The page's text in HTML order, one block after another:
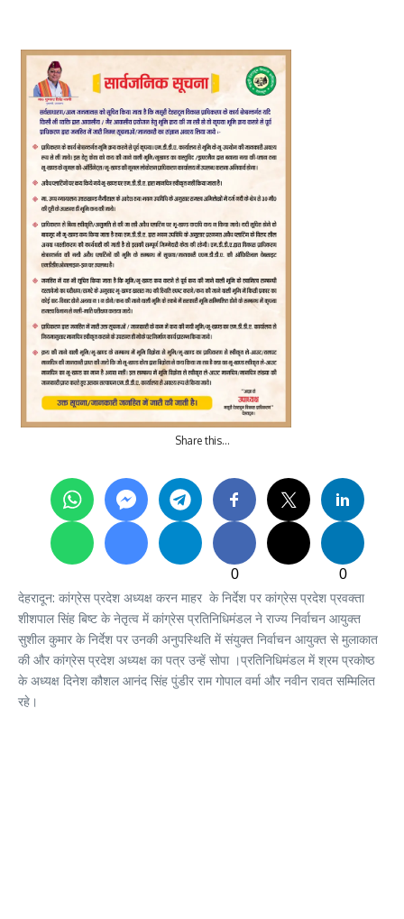
Share this…
0
0
देहरादून: कांग्रेस प्रदेश अध्यक्ष करन माहर के निर्देश पर कांग्रेस प्रदेश प्रवक्ता
शीशपाल सिंह बिष्ट के नेतृत्व में कांग्रेस प्रतिनिधिमंडल ने राज्य निर्वाचन आयुक्त
सुशील कुमार के निर्देश पर उनकी अनुपस्थिति में संयुक्त निर्वाचन आयुक्त से मुलाकात
की और कांग्रेस प्रदेश अध्यक्ष का पत्र उन्हें सोपा ।प्रतिनिधिमंडल में श्रम प्रकोष्ठ
के अध्यक्ष दिनेश कौशल आनंद सिंह पुंडीर राम गोपाल वर्मा और नवीन रावत सम्मिलित
रहे।